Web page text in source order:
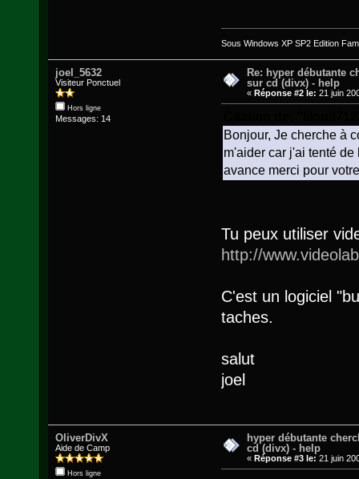
Sous Windows XP SP2 Edition
joel_5632
Visiteur Ponctuel
Hors ligne
Messages: 14
Re: hyper débutante
sur cd (divx) - help
«Réponse #2 le: 21 juin
Bonjour, Je cherche à
m'aider car j'ai tenté
avance merci pour
Tu peux utiliser
http://
C'est un logiciel
taches.
salut
joel
OliverDivX
Aide de Camp
Hors ligne
hyper débutante
cd (divx) - help
«Réponse #3 le: 21 juin